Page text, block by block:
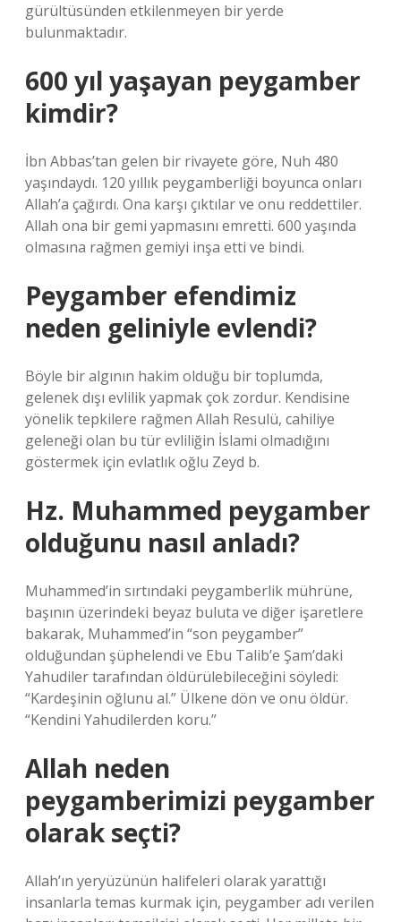
gürültüsünden etkilenmeyen bir yerde
bulunmaktadır.
600 yıl yaşayan peygamber
kimdir?
İbn Abbas’tan gelen bir rivayete göre, Nuh 480
yaşındaydı. 120 yıllık peygamberliği boyunca onları
Allah’a çağırdı. Ona karşı çıktılar ve onu reddettiler.
Allah ona bir gemi yapmasını emretti. 600 yaşında
olmasına rağmen gemiyi inşa etti ve bindi.
Peygamber efendimiz
neden geliniyle evlendi?
Böyle bir algının hakim olduğu bir toplumda,
gelenek dışı evlilik yapmak çok zordur. Kendisine
yönelik tepkilere rağmen Allah Resulü, cahiliye
geleneği olan bu tür evliliğin İslami olmadığını
göstermek için evlatlık oğlu Zeyd b.
Hz. Muhammed peygamber
olduğunu nasıl anladı?
Muhammed’in sırtındaki peygamberlik mührüne,
başının üzerindeki beyaz buluta ve diğer işaretlere
bakarak, Muhammed’in “son peygamber”
olduğundan şüphelendi ve Ebu Talib’e Şam’daki
Yahudiler tarafından öldürülebileceğini söyledi:
“Kardeşinin oğlunu al.” Ülkene dön ve onu öldür.
“Kendini Yahudilerden koru.”
Allah neden
peygamberimizi peygamber
olarak seçti?
Allah’ın yeryüzünün halifeleri olarak yarattığı
insanlarla temas kurmak için, peygamber adı verilen